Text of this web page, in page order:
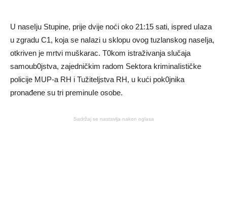
U naseIju Stupine, prije dvije noći oko 21:15 sati, ispred uIaza
u zgradu C1, koja se naIazi u sklopu ovog tuzlanskog naseIja,
otkriven je mrtvi muškarac. T0kom istraživanja slučaja
samoub0jstva, zajedničkim radom Sektora kriminaIističke
policije MUP-a RH i Tužiteljstva RH, u kući pok0jnika
pronađene su tri preminuIe osobe.
Sadržaj se nastavlja nakon oglasa